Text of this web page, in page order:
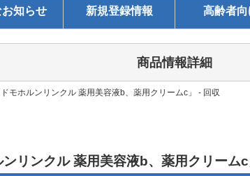
知らせ 新規登録情報 高齢者向
商品情報詳細
モホルンリンクル 薬用美容液b、薬用クリームc」 - 回収
リンクル 薬用美容液b、薬用クリーム